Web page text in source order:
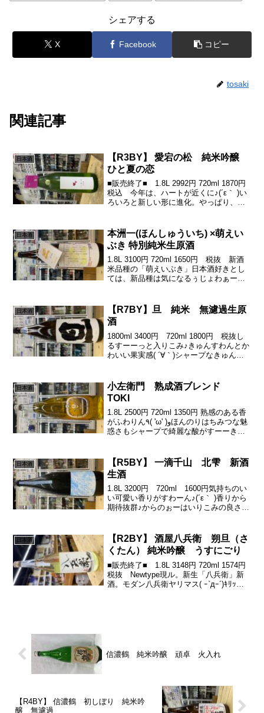
シェアする
X Facebook コピー
tosaki
関連記事
日本酒
【R3BY】 愛宕の松 純米吟醸
ひと夏の恋
■販売終了■ 1.8L 2992円 720ml 1870円
税込 今年は、ハートが近くに♪(´ε｀ )い
ろいろと新しい形に進化。やっぱり、こ
極の食中酒を...
日本酒
本洲一(ほんしゅういち) ×萌えい
ぶき 特別純米生原酒
1.8L 3100円 720ml 1650円 税抜 新酒
米品種の「萌えいぶき」日本酒好きとし
ては、新品種は気になるぅじょわぁーん
とフェードアウト( ´ ▽ ` ...
日本酒
【R7BY】旦 純米 無濾過生原
酒
1800ml 3400円 720ml 1800円 税抜し
るすーーっと入りこみ♪きゅんすわんとか
わいい果実感( ´∀｀)シャープなきゅん酸
旦 進化が素敵でつー♪今...
日本酒
小左衛門 熟成酒ブレンド
TOKI
1.8L 2500円 720ml 1350円 熟感のある香
がふわりん٩( 'ω' )وほんのりはちみつな魅
惑さもシャープで綺麗な酸がすーーきゅ
ェードアウト！旨いー！！...
日本酒
【R5BY】 一滴千山 北雫 新酒
生酒
1.8L 3200円 720ml 1600円気持ちのい
い可愛い香りがすわーん♪(´ε｀ )香りから
期待抜群♪からのぉーはいりこみの良さ♪
ーーっと伸びて、最後に果物の皮な...
日本酒
【R2BY】 酒屋八兵衛 朔旦（さ
くたん） 純米吟醸 うすにごり
■販売終了■ 1.8L 3148円 720ml 1574円
税抜 Newtype現ル。新生「八兵衛」新
酒。モダン八兵衛ヤリマス( ｰ`дｰ´)ｷﾘｯシ
信濃鶴 純米吟醸 頑卓 火入れ
【R4BY】 信濃鶴 初しぼり 純米吟
醸 無濾過